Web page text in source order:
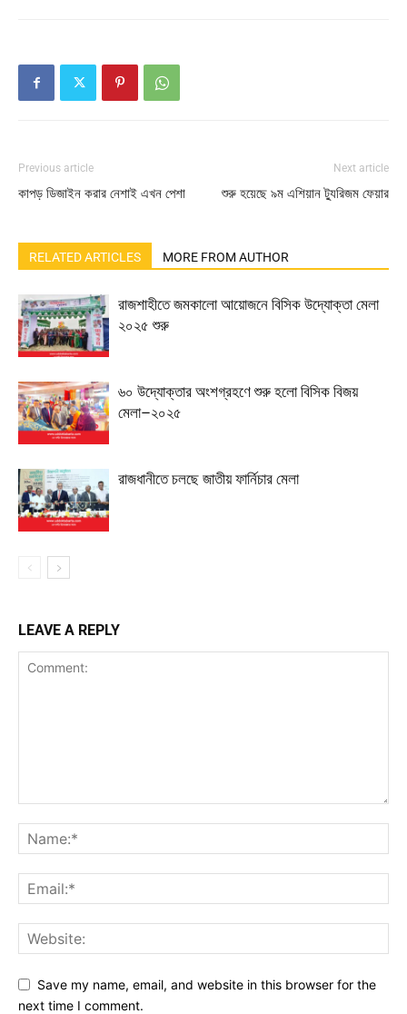
Previous article
কাপড় ডিজাইন করার নেশাই এখন পেশা
Next article
শুরু হয়েছে ৯ম এশিয়ান ট্যুরিজম ফেয়ার
RELATED ARTICLES MORE FROM AUTHOR
রাজশাহীতে জমকালো আয়োজনে বিসিক উদ্যোক্তা মেলা
২০২৫ শুরু
৬০ উদ্যোক্তার অংশগ্রহণে শুরু হলো বিসিক বিজয়
মেলা–২০২৫
রাজধানীতে চলছে জাতীয় ফার্নিচার মেলা
LEAVE A REPLY
Save my name, email, and website in this browser for the
next time I comment.